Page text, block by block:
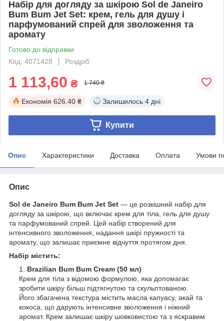
Набір для догляду за шкірою Sol de Janeiro
Bum Bum Jet Set: крем, гель для душу і
парфумований спрей для зволоження та
аромату
Готово до відправки
Код: 4071428
Роздріб
1 113,60 ₴ 1 740 ₴
Економія 626.40 ₴ Залишилось 4 дні
Купити
Опис Характеристики Доставка Оплата Умови
Опис
Sol de Janeiro Bum Bum Jet Set — це розкішний набір для
догляду за шкірою, що включає крем для тіла, гель для душу
та парфумований спрей. Цей набір створений для
інтенсивного зволоження, надання шкірі пружності та
аромату, що залишає приємне відчуття протягом дня.
Набір містить:
Brazilian Bum Bum Cream (50 мл)
Крем для тіла з відомою формулою, яка допомагає
зробити шкіру більш підтягнутою та скульптованою.
Його збагачена текстура містить масла капуасу, акай та
кокоса, що дарують інтенсивне зволоження і ніжний
аромат. Крем залишає шкіру шовковистою та з яскравим